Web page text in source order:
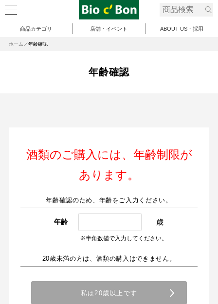
商品カテゴリ 店舗・イベント ABOUT US・採用
ホーム 年齢確認
年齢確認
酒類のご購入には、年齢制限が
あります。
年齢確認のため、年齢をご入力ください。
年齢 歳
※半角数値で入力してください。
20歳未満の方は、酒類の購入はできません。